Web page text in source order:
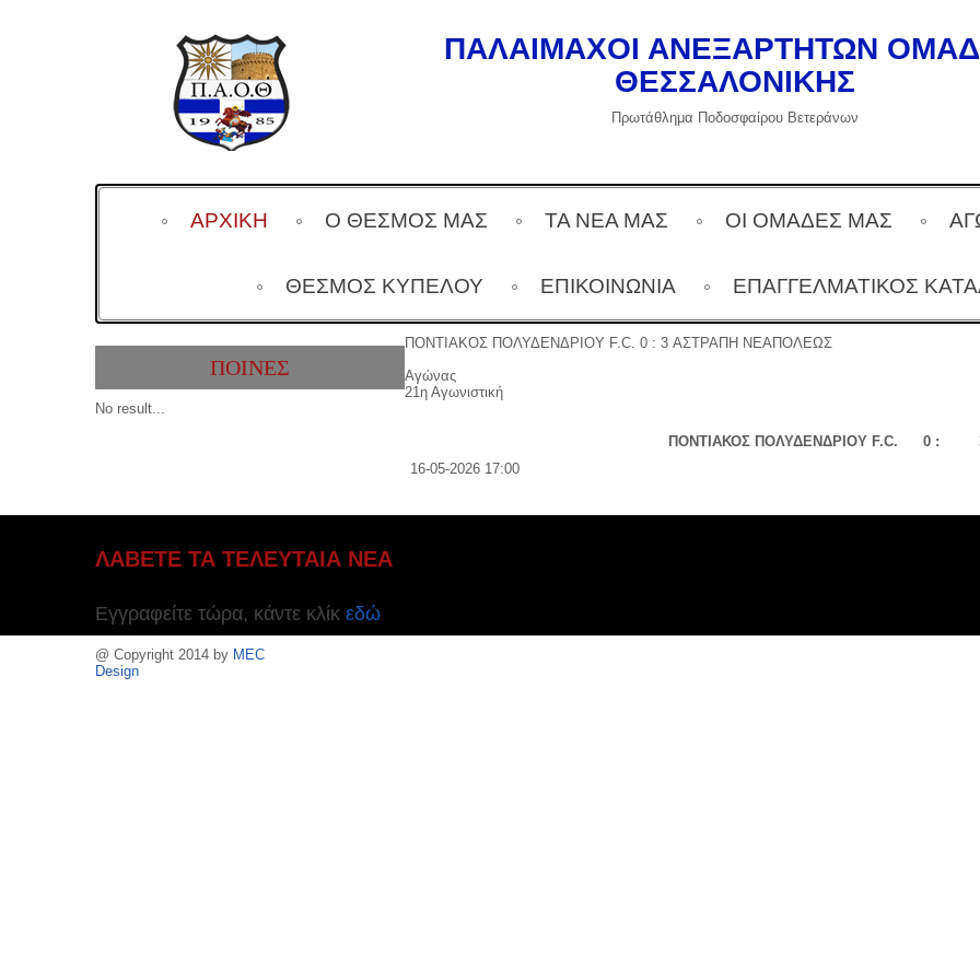
ΠΑΛΑΙΜΑΧΟΙ ΑΝΕΞΑΡΤΗΤΩΝ
ΘΕΣΣΑΛΟΝΙΚΗΣ
Πρωτάθλημα Ποδοσφαίρου Βετεράνων
ΑΡΧΙΚΗ Ο ΘΕΣΜΟΣ ΜΑΣ ΤΑ ΝΕΑ ΜΑΣ ΟΙ ΟΜΑΔΕΣ ΜΑΣ
ΘΕΣΜΌΣ ΚΥΠΈΛΟΥ ΕΠΙΚΟΙΝΩΝΙΑ ΕΠΑΓΓΕΛΜΑΤΙΚΌΣ
ΠΟΙΝΕΣ
No result...
ΠΟΝΤΙΑΚΟΣ ΠΟΛΥΔΕΝΔΡΙΟΥ F.C. 0 : 3 ΑΣΤΡΑΠΗ ΝΕΑΠΟΛΕΩΣ
Αγώνας
21η Αγωνιστική
ΠΟΝΤΙΑΚΟΣ ΠΟΛΥΔΕΝΔΡΙΟΥ F.C. 0 :
16-05-2026 17:00
ΛΑΒΕΤΕ ΤΑ ΤΕΛΕΥΤΑΙΑ ΝΕΑ
Εγγραφείτε τώρα, κάντε κλίκ εδώ
@ Copyright 2014 by MEC
Design